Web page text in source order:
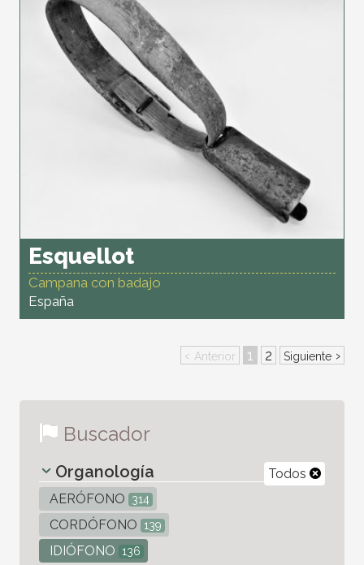
Esquellot
Campana con badajo
España
‹ Anterior 1 2 Siguiente ›
Buscador
Todos
Organología
AERÓFONO 314
CORDÓFONO 139
IDIÓFONO 136